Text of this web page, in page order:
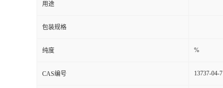
用途
包装规格
纯度 %
CAS编号 13737-04-7